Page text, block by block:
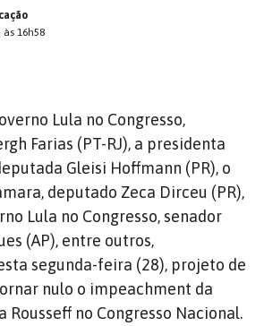
16h58
Lula no Congresso,
Farias (PT-RJ), a presidenta
Gleisi Hoffmann (PR), o
deputado Zeca Dirceu (PR),
Lula no Congresso, senador
(AP), entre outros,
segunda-feira (28), projeto de
nulo o impeachment da
no Congresso Nacional.